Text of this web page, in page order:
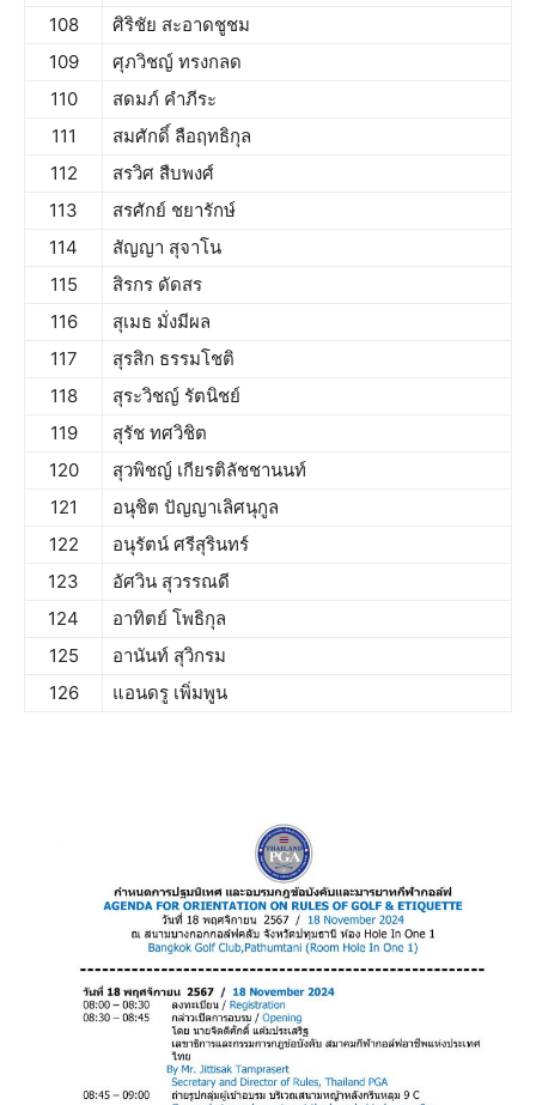
108
ศิริชัย สะอาดชูชม
109
ศุภวิชญ์ ทรงกลด
110
สดมภ์ คำภีระ
111
สมศักดิ์ ลือฤทธิกุล
112
สรวิศ สืบพงศ์
113
สรศักย์ ชยารักษ์
114
สัญญา สุจาโน
115
สิรกร ดัดสร
116
สุเมธ มั่งมีผล
117
สุรสิก ธรรมโชติ
118
สุระวิชญ์ รัตนิชย์
119
สุรัช ทศวิชิต
120
สุวพิชญ์ เกียรติลัชชานนท์
121
อนุชิต ปัญญาเลิศนุกูล
122
อนุรัตน์ ศรีสุรินทร์
123
อัศวิน สุวรรณดี
124
อาทิตย์​ โพธิกุล
125
อานันท์ สุวิกรม
126
แอนดรู เพิ่มพูน